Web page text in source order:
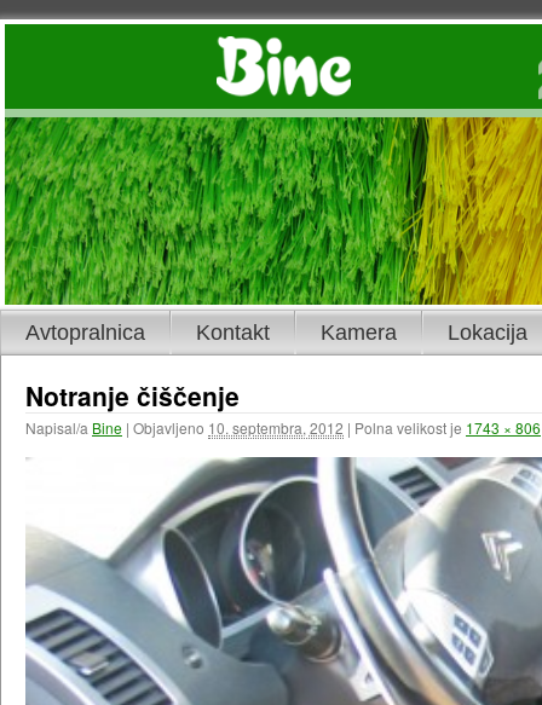
Avtopralnica Kontakt Kamera Lokacija
Notranje čiščenje
Napisal/a Bine | Objavljeno 10. septembra, 2012 | Polna velikost je 1743 × 806